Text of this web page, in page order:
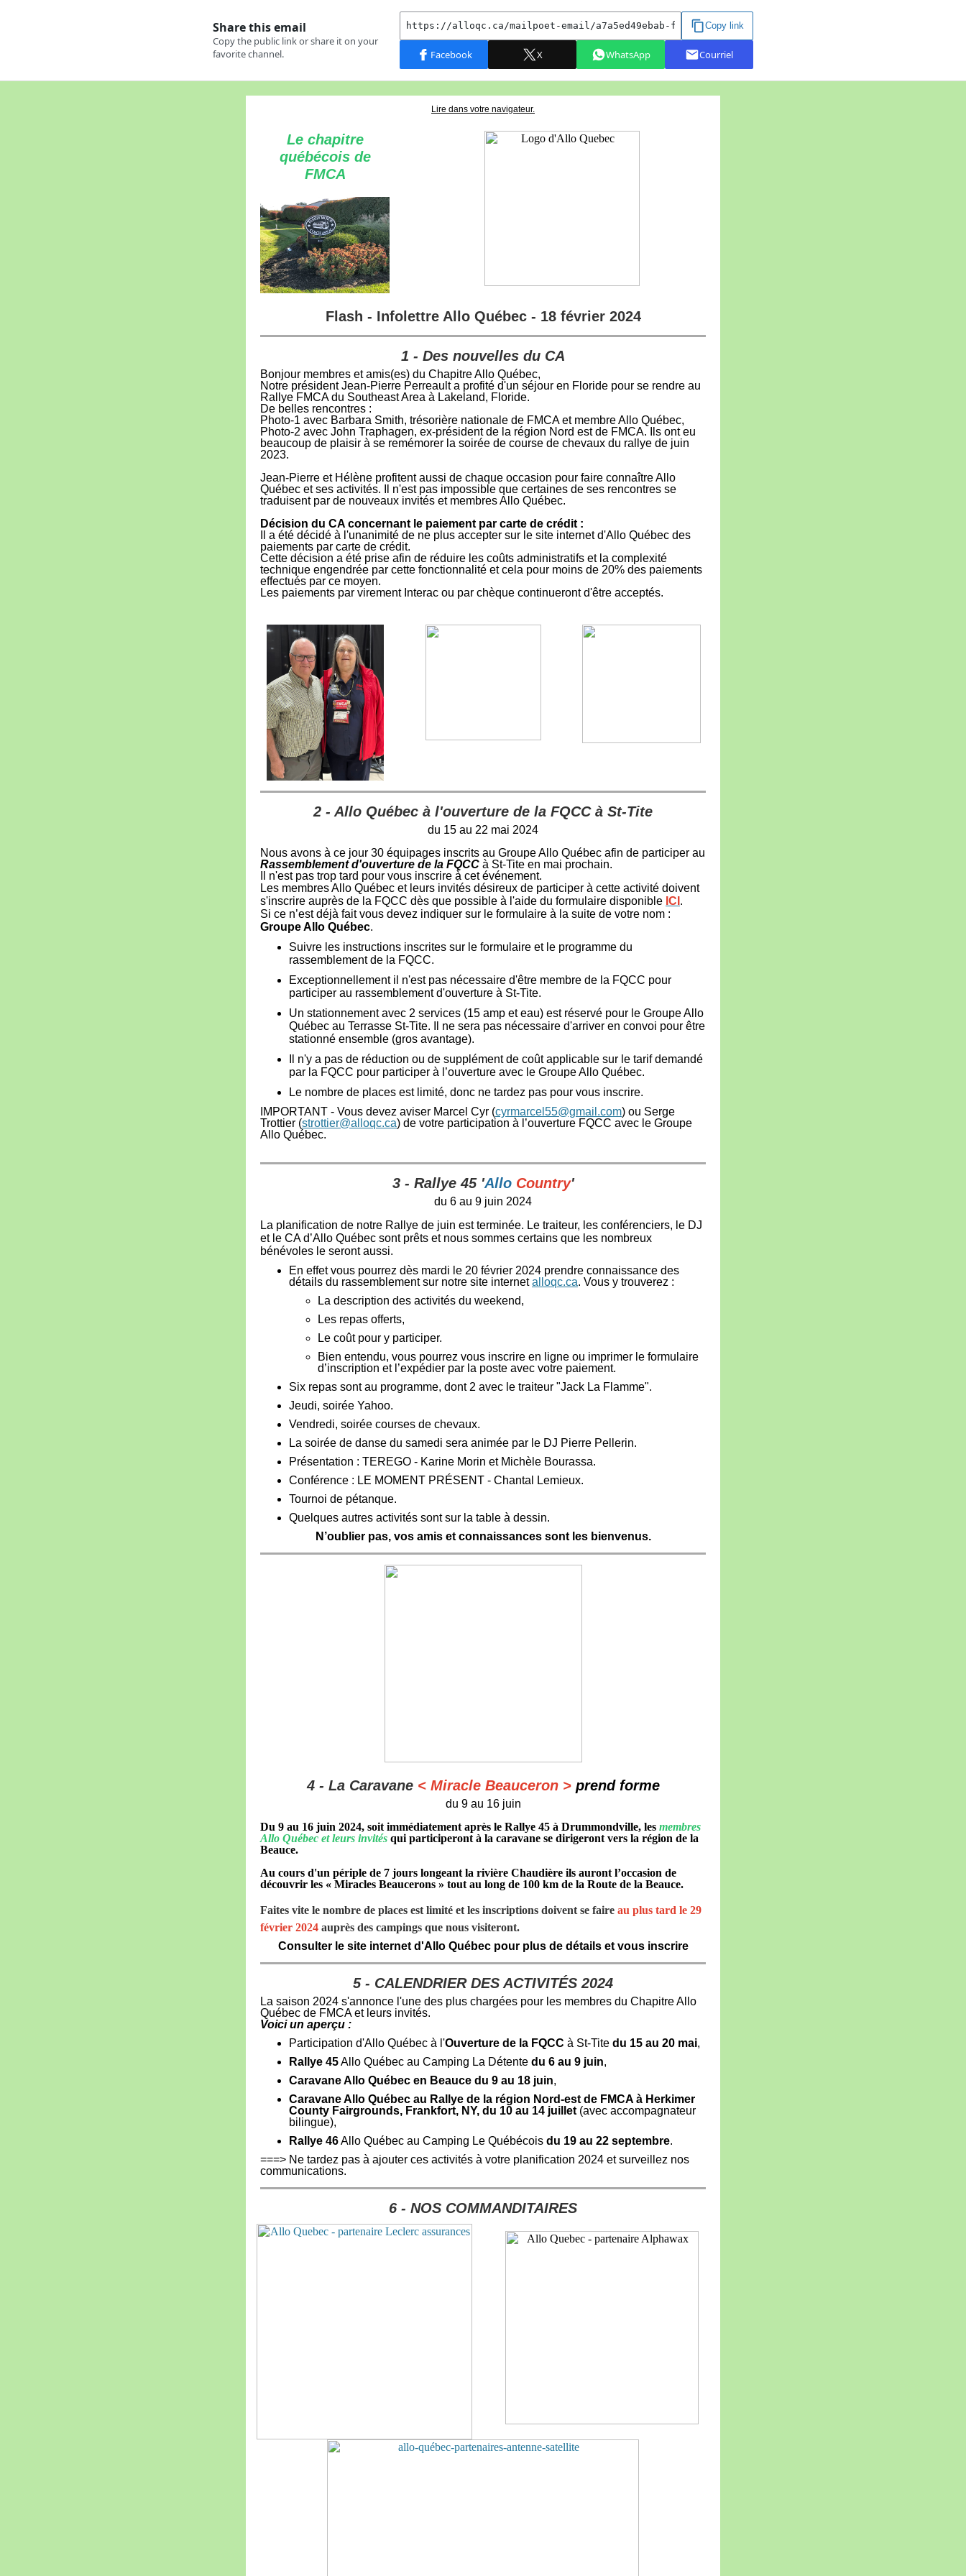
Lire dans votre navigateur.
Le chapitre
québécois de
FMCA
Flash - Infolettre Allo Québec - 18 février 2024
1 - Des nouvelles du CA
Bonjour membres et amis(es) du Chapitre Allo Québec,
Notre président Jean-Pierre Perreault a profité d'un séjour en Floride pour se rendre au
Rallye FMCA du Southeast Area à Lakeland, Floride.
De belles rencontres :
Photo-1 avec Barbara Smith, trésorière nationale de FMCA et membre Allo Québec,
Photo-2 avec John Traphagen, ex-président de la région Nord est de FMCA.
Ils ont eu
beaucoup de plaisir à se remémorer la soirée de course de chevaux du rallye de juin
2023.
Jean-Pierre et Hélène profitent aussi de chaque occasion pour faire connaître Allo
Québec et ses activités. Il n'est pas impossible que certaines de ses rencontres se
traduisent par de nouveaux invités et membres Allo Québec.
Décision du CA concernant le paiement par carte de crédit :
Il a été décidé à l'unanimité de ne plus accepter sur le site internet d'Allo Québec des
paiements par carte de crédit.
Cette décision a été prise afin de réduire les coûts administratifs et la complexité
technique engendrée par cette fonctionnalité et cela pour moins de 20% des paiements
effectués par ce moyen.
Les paiements par virement Interac ou par chèque continueront d'être acceptés.
2 - Allo Québec à l'ouverture de la FQCC à St-Tite
du 15 au 22 mai 2024
Nous avons à ce jour 30 équipages inscrits au Groupe Allo Québec afin de participer au
Rassemblement d'ouverture de la FQCC à St-Tite en mai prochain.
Il n'est pas trop tard pour vous inscrire à cet événement.
Les membres Allo Québec et leurs invités désireux de participer à cette activité doivent
s'inscrire auprès de la FQCC dès que possible à l'aide du formulaire disponible ICI .
Si ce n’est déjà fait vous devez indiquer sur le formulaire à la suite de votre nom :
Groupe Allo Québec.
Suivre les instructions inscrites sur le formulaire et le programme du
rassemblement de la FQCC.
Exceptionnellement il n'est pas nécessaire d'être membre de la FQCC pour
participer au rassemblement d'ouverture à St-Tite.
Un stationnement avec 2 services (15 amp et eau) est réservé pour le Groupe Allo
Québec au Terrasse St-Tite. Il ne sera pas nécessaire d'arriver en convoi pour être
stationné ensemble (gros avantage).
Il n'y a pas de réduction ou de supplément de coût applicable sur le tarif demandé
par la FQCC pour participer à l’ouverture avec le Groupe Allo Québec.
Le nombre de places est limité, donc ne tardez pas pour vous inscrire.
IMPORTANT - Vous devez aviser Marcel Cyr (cyrmarcel55@gmail.com) ou Serge
Trottier (strottier@alloqc.ca) de votre participation à l’ouverture FQCC avec le Groupe
Allo Québec.
3 - Rallye 45 'Allo Country'
du 6 au 9 juin 2024
La planification de notre Rallye de juin est terminée. Le traiteur, les conférenciers, le DJ
et le CA d’Allo Québec sont prêts et nous sommes certains que les nombreux
bénévoles le seront aussi.
En effet vous pourrez dès mardi le 20 février 2024 prendre connaissance des
détails du rassemblement sur notre site internetalloqc.ca. Vous y trouverez :
La description des activités du weekend,
Les repas offerts,
Le coût pour y participer.
Bien entendu, vous pourrez vous inscrire en ligne ou imprimer le formulaire
d’inscription et l’expédier par la poste avec votre paiement.
Six repas sont au programme, dont 2 avec le traiteur "Jack La Flamme".
Jeudi, soirée Yahoo.
Vendredi, soirée courses de chevaux.
La soirée de danse du samedi sera animée par le DJ Pierre Pellerin.
Présentation : TEREGO - Karine Morin et Michèle Bourassa.
Conférence : LE MOMENT PRÉSENT - Chantal Lemieux.
Tournoi de pétanque.
Quelques autres activités sont sur la table à dessin.
N’oublier pas, vos amis et connaissances sont les bienvenus.
4 - La Caravane < Miracle Beauceron > prend forme
du 9 au 16 juin
Du 9 au 16 juin 2024, soit immédiatement après le Rallye 45 à Drummondville, les membres
Allo Québec et leurs invités qui participeront à la caravane se dirigeront vers la région de la
Beauce.
Au cours d'un périple de 7 jours longeant la rivière Chaudière ils auront l’occasion de
découvrir les « Miracles Beaucerons » tout au long de 100 km de la Route de la Beauce.
Faites vite le nombre de places est limité et les inscriptions doivent se faire au plus tard le 29
février 2024 auprès des campings que nous visiteront.
Consulter le site internet d'Allo Québec pour plus de détails et vous inscrire
5 - CALENDRIER DES ACTIVITÉS 2024
La saison 2024 s'annonce l'une des plus chargées pour les membres du Chapitre Allo
Québec de FMCA et leurs invités.
Voici un aperçu :
Participation d'Allo Québec à l'Ouverture de la FQCC à St-Tite du 15 au 20 mai,
Rallye 45Allo Québec au Camping La Détente du 6 au 9 juin,
Caravane Allo Québec en Beauce du 9 au 18 juin,
Caravane Allo Québec au Rallye de la région Nord-est de FMCA à Herkimer
County Fairgrounds, Frankfort, NY, du 10 au 14 juillet (avec accompagnateur
bilingue),
Rallye 46Allo Québec au Camping Le Québécois du 19 au 22 septembre.
===> Ne tardez pas à ajouter ces activités à votre planification 2024 et surveillez nos
communications.
6 - NOS COMMANDITAIRES